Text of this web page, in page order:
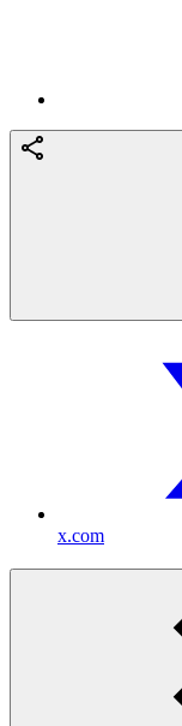
x.com